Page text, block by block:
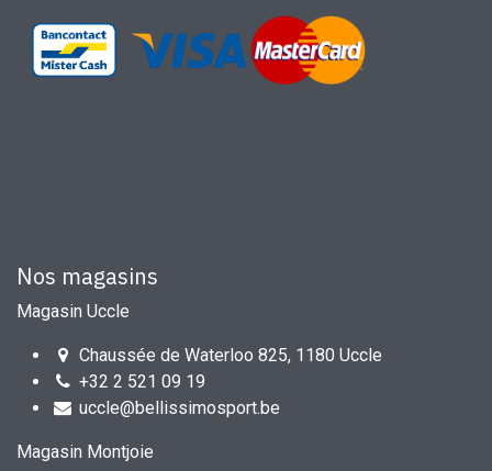
Nos magasins
Magasin Uccle
Chaussée de Waterloo 825, 1180 Uccle
+32 2 521 09 19
uccle@bellissimosport.be
Magasin Montjoie